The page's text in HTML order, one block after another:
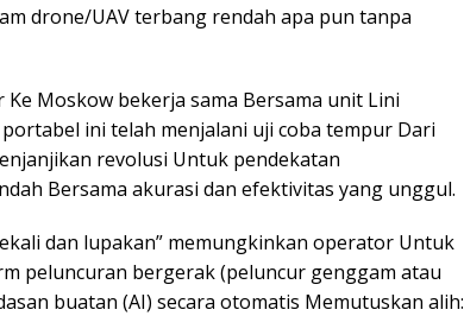
drone/UAV terbang rendah apa pun tanpa
Moskow bekerja sama Bersama unit Lini
ini telah menjalani uji coba tempur Dari
revolusi Untuk pendekatan
Bersama akurasi dan efektivitas yang unggul.
dan lupakan” memungkinkan operator Untuk
peluncuran bergerak (peluncur genggam atau
buatan (AI) secara otomatis Memutuskan alih: